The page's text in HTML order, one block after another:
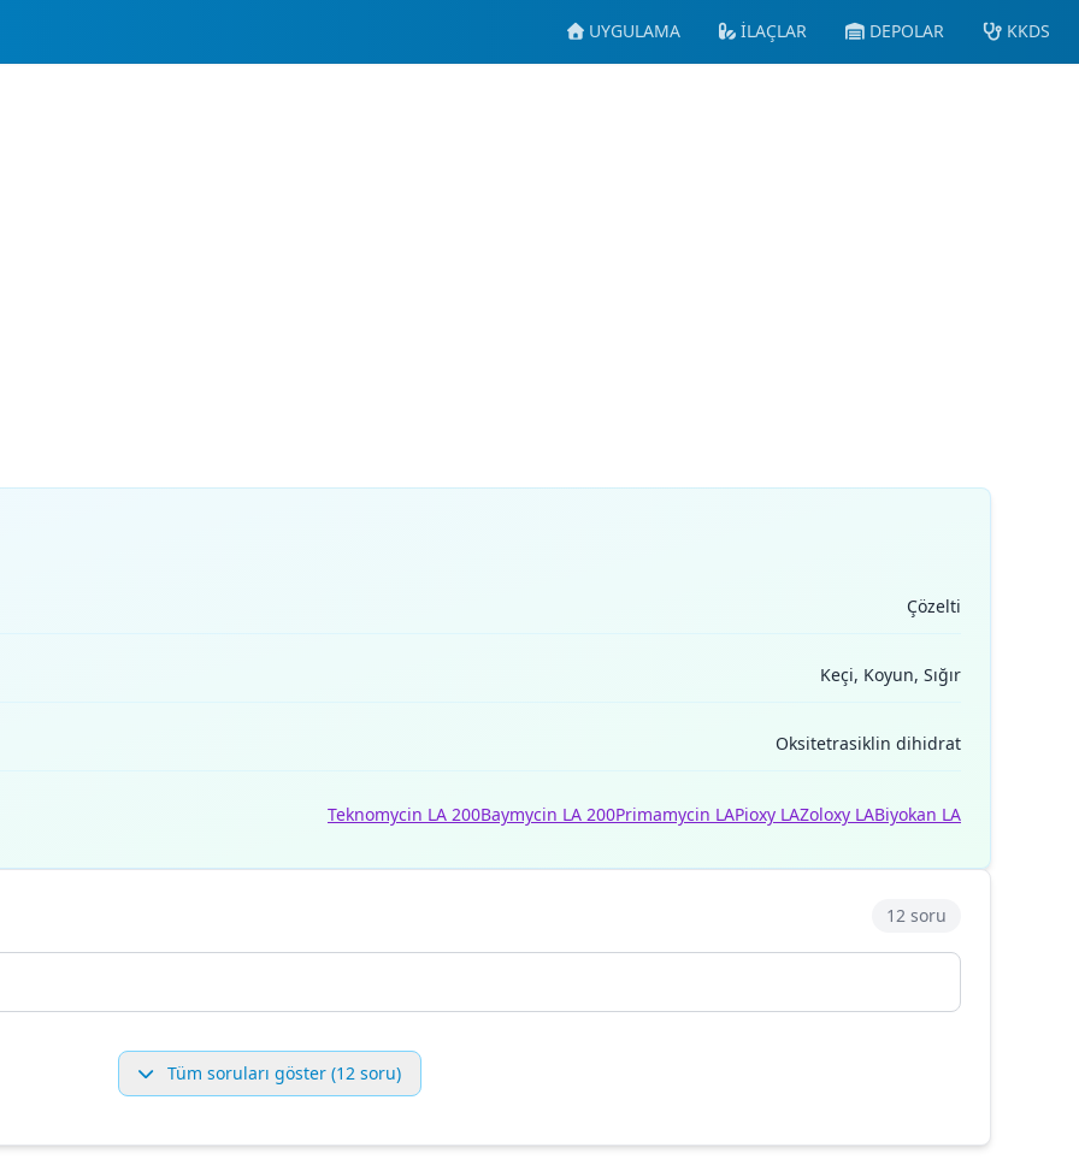
UYGULAMA İLAÇLAR DEPOLAR KKDS
Çözelti
Keçi, Koyun, Sığır
Oksitetrasiklin dihidrat
Teknomycin LA 200Baymycin LA 200Primamycin LAPioxy LAZoloxy LABiyokan LA
12 soru
Tüm soruları göster (12 soru)